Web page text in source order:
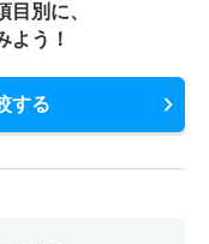
目別に、
よう！
する